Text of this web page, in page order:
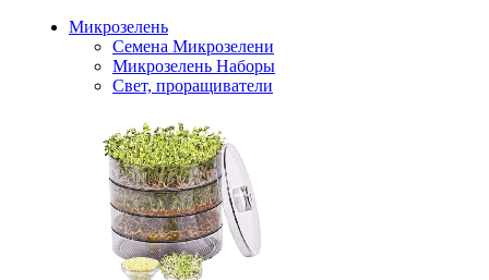
Микрозелень
Семена Микрозелени
Микрозелень Наборы
Свет, проращиватели